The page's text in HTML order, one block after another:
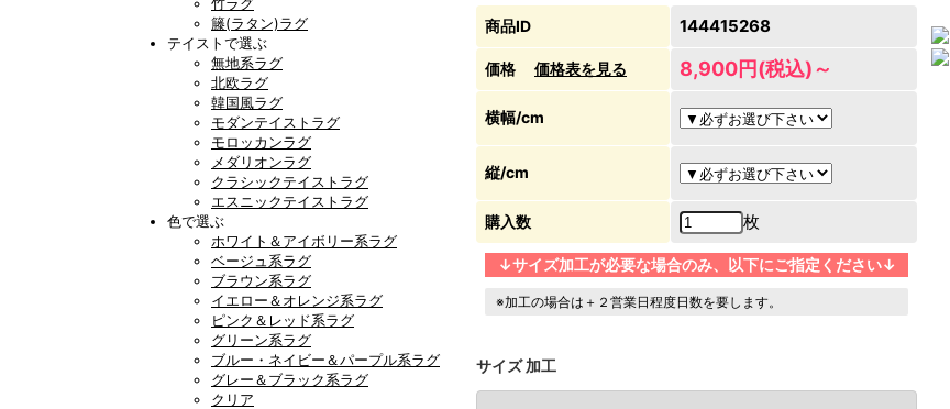
籐(ラタン)ラグ
テイストで選ぶ
無地系ラグ
北欧ラグ
韓国風ラグ
モダンテイストラグ
モロッカンラグ
メダリオンラグ
クラシックテイストラグ
エスニックテイストラグ
色で選ぶ
ホワイト＆アイボリー系ラグ
ベージュ系ラグ
ブラウン系ラグ
イエロー＆オレンジ系ラグ
ピンク＆レッド系ラグ
グリーン系ラグ
ブルー・ネイビー＆パープル系ラグ
グレー＆ブラック系ラグ
クリア
商品ID 144415268
価格 価格表を見る 8,900円(税込)～
横幅/cm
縦/cm
購入数 枚
↓サイズ加工が必要な場合のみ、以下にご指定ください↓
※加工の場合は＋２営業日程度日数を要します。
サイズ 加工